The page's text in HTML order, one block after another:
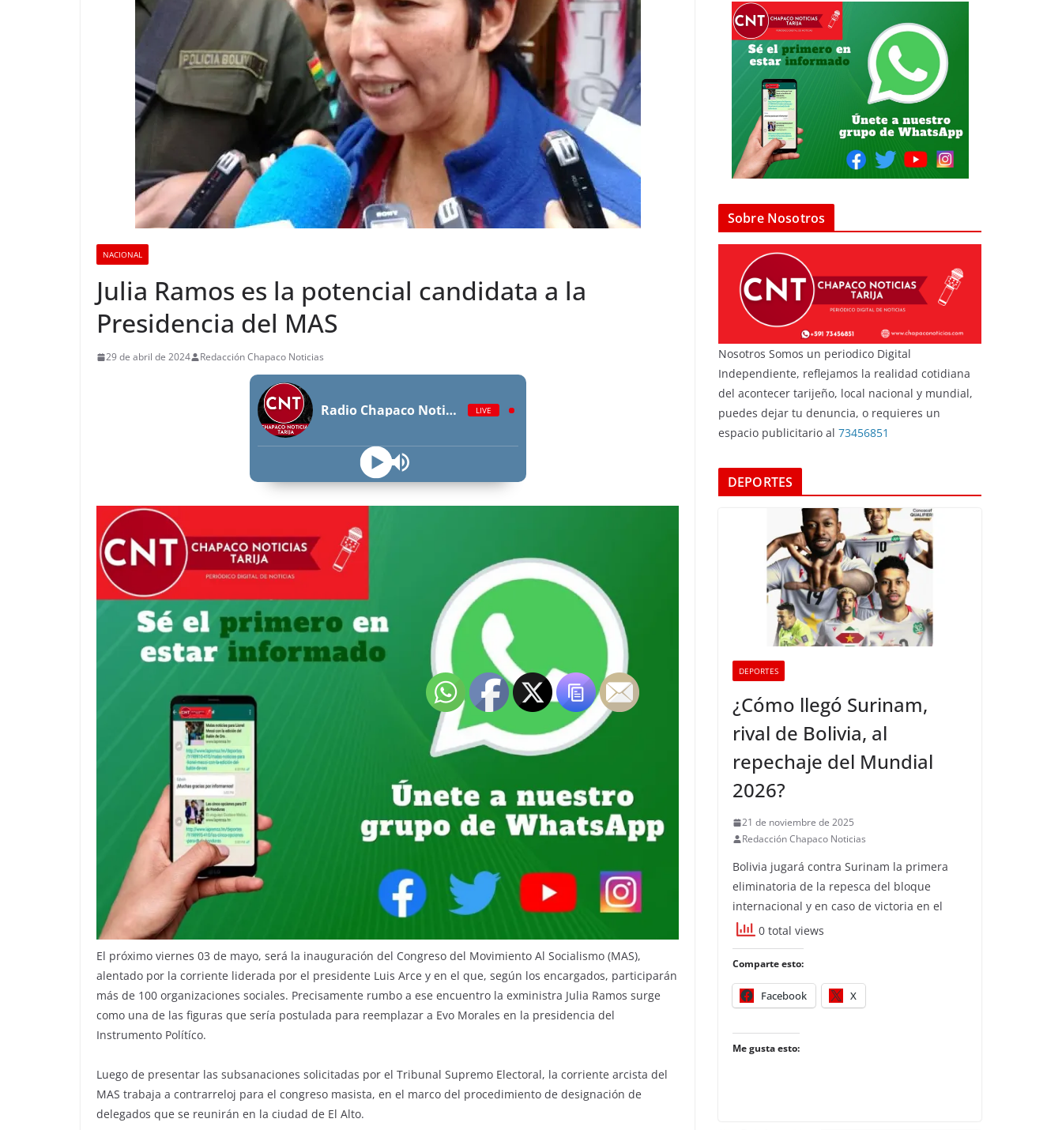
NACIONAL
Julia Ramos es la potencial candidata a la
Presidencia del MAS
29 de abril de 2024 Redacción Chapaco Noticias
Radio Chapaco Noticias Las 24 horas en vivo LIVE
El próximo viernes 03 de mayo, será la inauguración del Congreso del Movimiento Al Socialismo (MAS),
alentado por la corriente liderada por el presidente Luis Arce y en el que, según los encargados, participarán
más de 100 organizaciones sociales. Precisamente rumbo a ese encuentro la exministra Julia Ramos surge
como una de las figuras que sería postulada para reemplazar a Evo Morales en la presidencia del
Instrumento Polítíco.
Luego de presentar las subsanaciones solicitadas por el Tribunal Supremo Electoral, la corriente arcista del
MAS trabaja a contrarreloj para el congreso masista, en el marco del procedimiento de designación de
delegados que se reunirán en la ciudad de El Alto.
Sobre Nosotros
Nosotros Somos un periodico Digital
Independiente, reflejamos la realidad cotidiana
del acontecer tarijeño, local nacional y mundial,
puedes dejar tu denuncia, o requieres un
espacio publicitario al 73456851
DEPORTES
DEPORTES
¿Cómo llegó Surinam,
rival de Bolivia, al
repechaje del Mundial
2026?
21 de noviembre de 2025
Redacción Chapaco Noticias
Bolivia jugará contra Surinam la primera
eliminatoria de la repesca del bloque
internacional y en caso de victoria en el
0 total views
Comparte esto:
Facebook X
Me gusta esto: